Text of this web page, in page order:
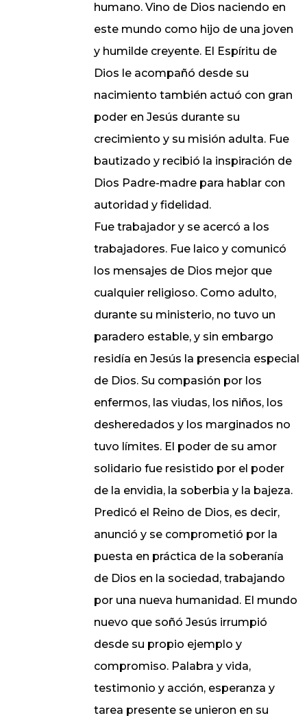
humano. Vino de Dios naciendo en
este mundo como hijo de una joven
y humilde creyente. El Espíritu de
Dios le acompañó desde su
nacimiento también actuó con gran
poder en Jesús durante su
crecimiento y su misión adulta. Fue
bautizado y recibió la inspiración de
Dios Padre-madre para hablar con
autoridad y fidelidad.
Fue trabajador y se acercó a los
trabajadores. Fue laico y comunicó
los mensajes de Dios mejor que
cualquier religioso. Como adulto,
durante su ministerio, no tuvo un
paradero estable, y sin embargo
residía en Jesús la presencia especial
de Dios. Su compasión por los
enfermos, las viudas, los niños, los
desheredados y los marginados no
tuvo límites. El poder de su amor
solidario fue resistido por el poder
de la envidia, la soberbia y la bajeza.
Predicó el Reino de Dios, es decir,
anunció y se comprometió por la
puesta en práctica de la soberanía
de Dios en la sociedad, trabajando
por una nueva humanidad. El mundo
nuevo que soñó Jesús irrumpió
desde su propio ejemplo y
compromiso. Palabra y vida,
testimonio y acción, esperanza y
tarea presente se unieron en su